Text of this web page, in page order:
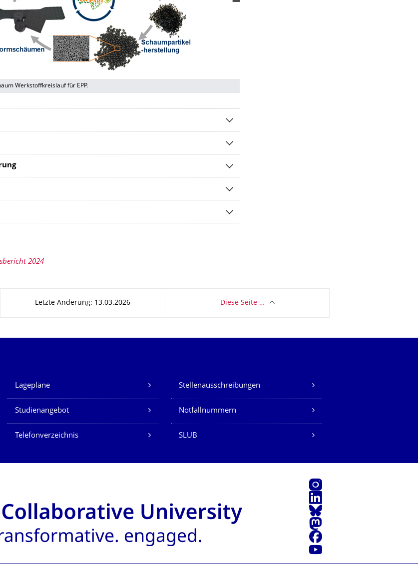
Werkstoffkreislauf für EPP.
2024
Letzte Änderung: 13.03.2026 Diese Seite …
Unsere Dienste
Lagepläne Stellenausschreibungen
Studienangebot Notfallnummern
Telefonverzeichnis SLUB
Instagram
LinkedIn
Bluesky
Mastodon
Facebook
Youtube